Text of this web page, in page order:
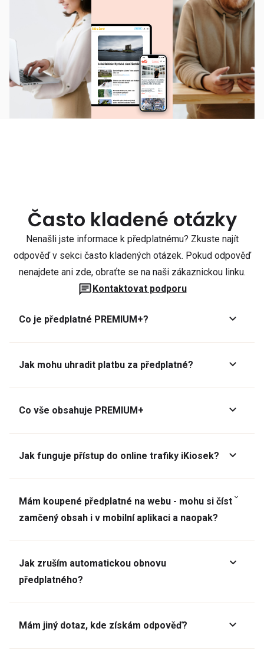
Často kladené otázky
Nenašli jste informace k předplatnému? Zkuste najít
odpověď v sekci často kladených otázek. Pokud odpověď
nenajdete ani zde, obraťte se na naši zákaznickou linku.
Kontaktovat podporu
Co je předplatné PREMIUM+?
Jak mohu uhradit platbu za předplatné?
Co vše obsahuje PREMIUM+
Jak funguje přístup do online trafiky iKiosek?
Mám koupené předplatné na webu - mohu si číst
zamčený obsah i v mobilní aplikaci a naopak?
Jak zruším automatickou obnovu
předplatného?
Mám jiný dotaz, kde získám odpověď?